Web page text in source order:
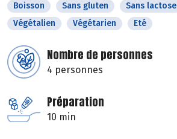
Boisson Sans gluten Sans lactose
Végétalien
Végétarien Eté
Nombre de personnes
4 personnes
Préparation
10 min